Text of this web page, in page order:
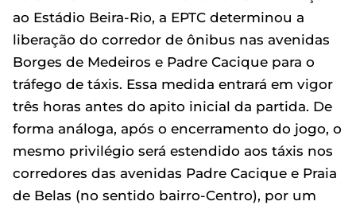
ao Estádio Beira-Rio, a EPTC determinou a
liberação do corredor de ônibus nas avenidas
Borges de Medeiros e Padre Cacique para o
tráfego de táxis. Essa medida entrará em vigor
três horas antes do apito inicial da partida. De
forma análoga, após o encerramento do jogo, o
mesmo privilégio será estendido aos táxis nos
corredores das avenidas Padre Cacique e Praia
de Belas (no sentido bairro-Centro), por um